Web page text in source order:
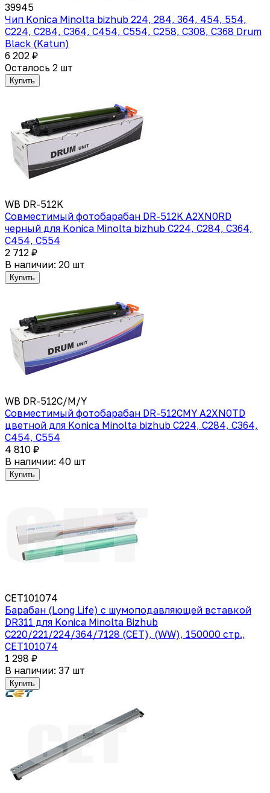
39945
Чип Konica Minolta bizhub 224, 284, 364, 454, 554,
C224, C284, C364, C454, C554, C258, C308, C368 Drum
Black (Katun)
6 202 ₽
Осталось 2 шт
Купить
WB DR-512K
Совместимый фотобарабан DR-512K A2XN0RD
черный для Konica Minolta bizhub C224, C284, C364,
C454, C554
2 712 ₽
В наличии: 20 шт
Купить
WB DR-512C/M/Y
Совместимый фотобарабан DR-512CMY A2XN0TD
цветной для Konica Minolta bizhub C224, C284, C364,
C454, C554
4 810 ₽
В наличии: 40 шт
Купить
CET101074
Барабан (Long Life) с шумоподавляющей вставкой
DR311 для Konica Minolta Bizhub
C220/221/224/364/7128 (CET), (WW), 150000 стр.,
CET101074
1 298 ₽
В наличии: 37 шт
Купить